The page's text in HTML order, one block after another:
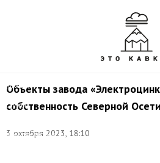
Объекты завода
собственность Северной
3 октября 2023, 18:10
(архив):
пресс-
служба
правительства